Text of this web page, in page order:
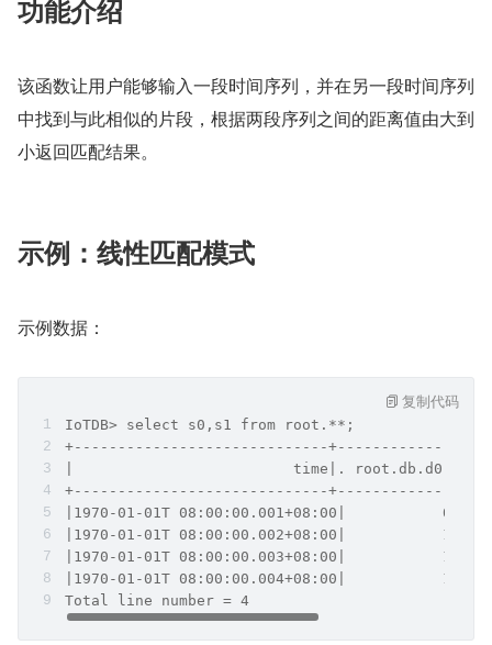
功能介绍
该函数让用户能够输入一段时间序列，并在另一段时间序列
中找到与此相似的片段，根据两段序列之间的距离值由大到
小返回匹配结果。
示例：线性匹配模式
示例数据：
IoTDB> select s0,s1 from root.**;
+-----------------------------+---------------
|                         time|. root.db.d0.s0|.
+-----------------------------+---------------
|1970-01-01T 08:00:00.001+08:00|
|1970-01-01T 08:00:00.002+08:00|
|1970-01-01T 08:00:00.003+08:00|
|1970-01-01T 08:00:00.004+08:00|
Total line number = 4
复制代码